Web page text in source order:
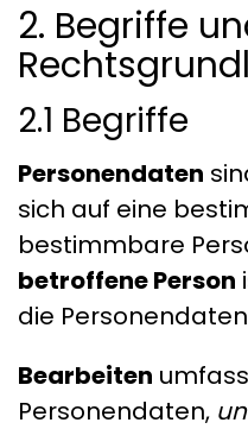
2. Begriffe
2.1 Begriffe
Personendaten
sich auf eine
bestimmbare
betroffene Person
die
Bearbeiten
Personendaten,